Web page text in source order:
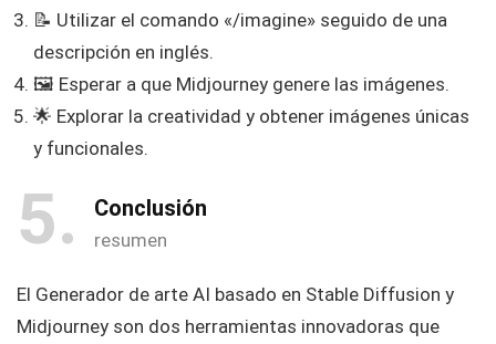
📝 Utilizar el comando «/imagine» seguido de una
descripción en inglés.
🖼️ Esperar a que Midjourney genere las imágenes.
🌟 Explorar la creatividad y obtener imágenes únicas
y funcionales.
5 Conclusión
resumen
El Generador de arte AI basado en Stable Diffusion y
Midjourney son dos herramientas innovadoras que